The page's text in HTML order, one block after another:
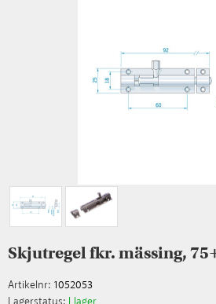
Skjutregel fkr. mässing,
Artikelnr: 1052053